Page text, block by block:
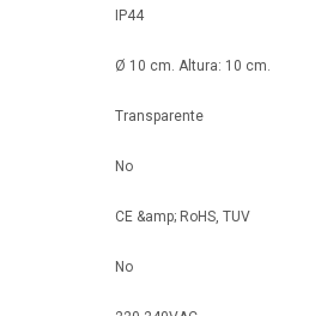
IP44
Ø 10 cm. Altura: 10 cm.
Transparente
No
CE &amp; RoHS, TUV
No